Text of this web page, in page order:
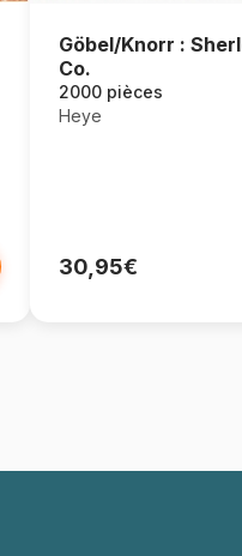
Göbel/Knorr :
Co.
2000 pièces
Heye
30,95€